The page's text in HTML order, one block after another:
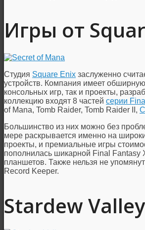
Игры от
Студия Square Enix заслуженно
устройств. Компания имеет
консольных игр, так и проекты,
коллекцию входят 8 частей серии
of Mana, Tomb Raider, Tomb Raider II,
Большинство из них можно без
мере раскрывается именно на
проекты, и премиальные игры
пополнилась шикарной Final Fantasy
планшетов. Также нельзя не
Record Keeper.
Stardew Valley